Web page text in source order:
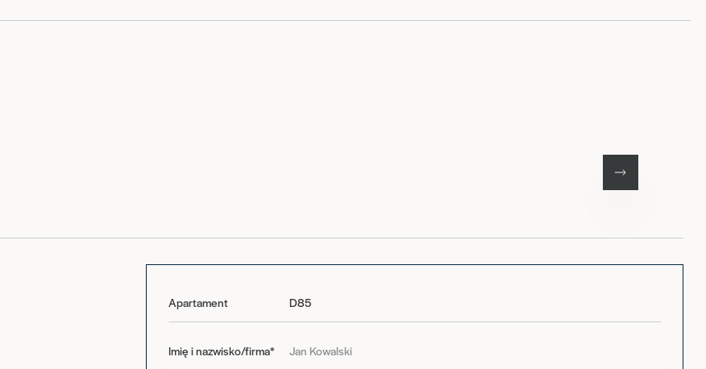
Apartament
Imię i nazwisko/firma*